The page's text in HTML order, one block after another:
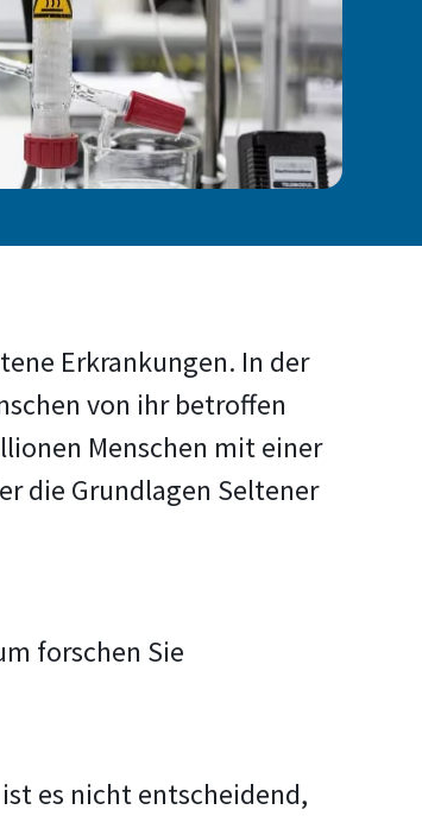
Erkrankungen. In der
von ihr betroffen
Menschen mit einer
die Grundlagen Seltener
forschen Sie
es nicht entscheidend,